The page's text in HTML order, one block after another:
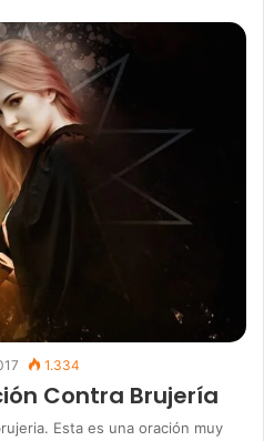
1.334
Contra Brujería
Esta es una oración muy